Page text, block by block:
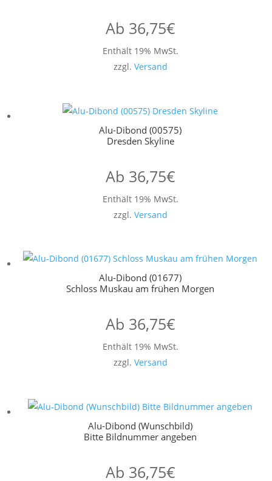
Ab 36,75€
Enthält 19% MwSt.
zzgl. Versand
Alu-Dibond (00575)
Dresden Skyline
Ab 36,75€
Enthält 19% MwSt.
zzgl. Versand
Alu-Dibond (01677)
Schloss Muskau am frühen Morgen
Ab 36,75€
Enthält 19% MwSt.
zzgl. Versand
Alu-Dibond (Wunschbild)
Bitte Bildnummer angeben
Ab 36,75€